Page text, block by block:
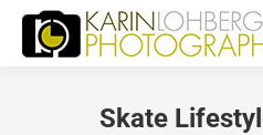
Skate